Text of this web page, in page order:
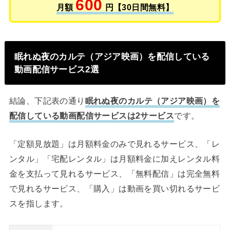
月額 600 円【30日間無料】
眠れぬ夜のカルテ（アジア映画）を配信している
動画配信サービス2選
結論、下記表の通り 眠れぬ夜のカルテ（アジア映画）を
配信している動画配信サービスは2サービスです。
「定額見放題」は月額料金のみで見れるサービス、「レ
ンタル」「宅配レンタル」は月額料金に加えレンタル料
金を支払って見れるサービス、「無料配信」は完全無料
で見れるサービス、「購入」は動画を買い切れるサービ
スを指します。